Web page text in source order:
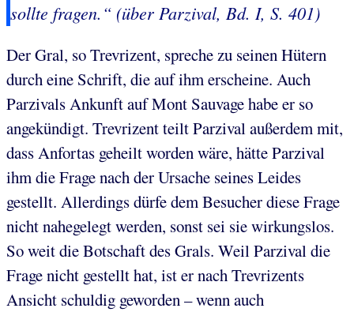
sollte fragen.“ (über Parzival, Bd. I, S. 401)
Der Gral, so Trevrizent, spreche zu seinen Hütern
durch eine Schrift, die auf ihm erscheine. Auch
Parzivals Ankunft auf Mont Sauvage habe er so
angekündigt. Trevrizent teilt Parzival außerdem mit,
dass Anfortas geheilt worden wäre, hätte Parzival
ihm die Frage nach der Ursache seines Leides
gestellt. Allerdings dürfe dem Besucher diese Frage
nicht nahegelegt werden, sonst sei sie wirkungslos.
So weit die Botschaft des Grals. Weil Parzival die
Frage nicht gestellt hat, ist er nach Trevrizents
Ansicht schuldig geworden – wenn auch